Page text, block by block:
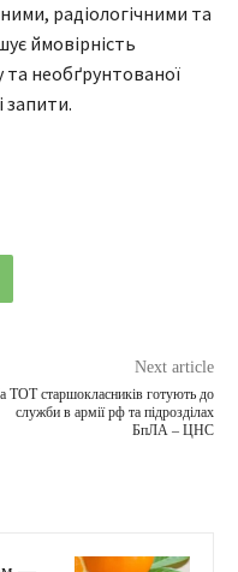
радіологічними та
ймовірність
необґрунтованої
запити.
Next article
ТОТ старшокласників готують до
служби в армії рф та підрозділах
БпЛА – ЦНС